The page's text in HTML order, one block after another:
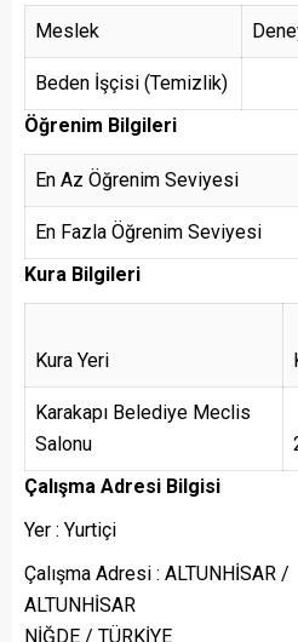
Meslek
Beden İşçisi (Temizlik)
Öğrenim Bilgileri
En Az Öğrenim Seviyesi
En Fazla Öğrenim Seviyesi
Kura Bilgileri
Kura Yeri
Karakapı Belediye Meclis
Salonu
Çalışma Adresi Bilgisi
Yer : Yurtiçi
Çalışma Adresi : ALTUNHİSAR /
ALTUNHİSAR
NİĞDE / TÜRKİYE